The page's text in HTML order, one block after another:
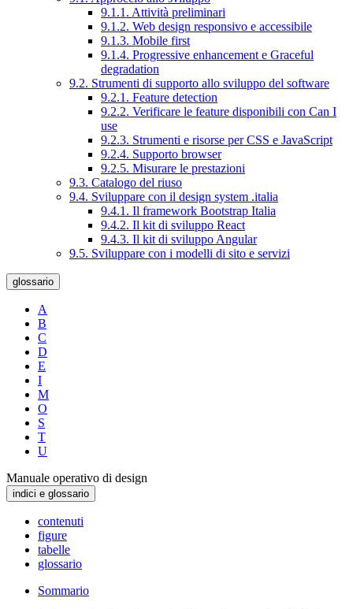
9.1.1. Attività preliminari
9.1.2. Web design responsivo e accessibile
9.1.3. Mobile first
9.1.4. Progressive enhancement e Graceful
degradation
9.2. Strumenti di supporto allo sviluppo del software
9.2.1. Feature detection
9.2.2. Verificare le feature disponibili con Can I
use
9.2.3. Strumenti e risorse per CSS e JavaScript
9.2.4. Supporto browser
9.2.5. Misurare le prestazioni
9.3. Catalogo del riuso
9.4. Sviluppare con il design system .italia
9.4.1. Il framework Bootstrap Italia
9.4.2. Il kit di sviluppo React
9.4.3. Il kit di sviluppo Angular
9.5. Sviluppare con i modelli di sito e servizi
glossario
A
B
C
D
E
I
M
O
S
T
U
Manuale operativo di design
indici e glossario
contenuti
figure
tabelle
glossario
Sommario